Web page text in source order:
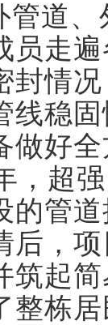
管道
员走
封情
线稳
做好
，超
的管
后，
筑起
整栋